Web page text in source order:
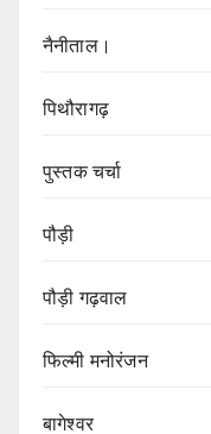
नैनीताल।
पिथौरागढ़
पुस्तक चर्चा
पौड़ी
पौड़ी गढ़वाल
फिल्मी मनोरंजन
बागेश्वर